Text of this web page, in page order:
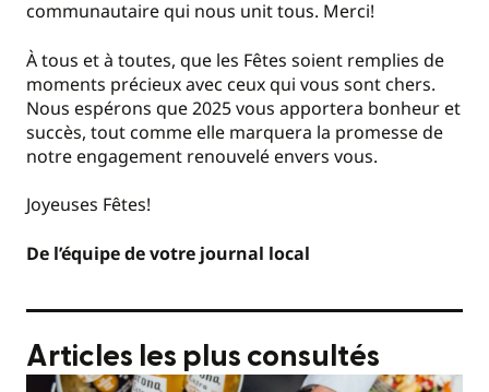
communautaire qui nous unit tous. Merci!
À tous et à toutes, que les Fêtes soient remplies de
moments précieux avec ceux qui vous sont chers.
Nous espérons que 2025 vous apportera bonheur et
succès, tout comme elle marquera la promesse de
notre engagement renouvelé envers vous.
Joyeuses Fêtes!
De l’équipe de votre journal local
Articles les plus consultés